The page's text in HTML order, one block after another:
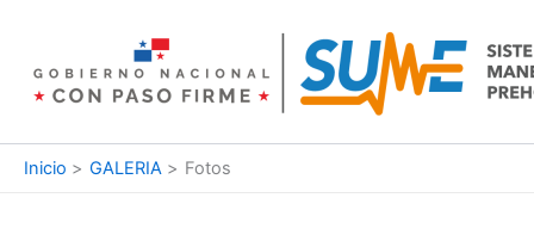
contenido
Inicio GALERIA Fotos